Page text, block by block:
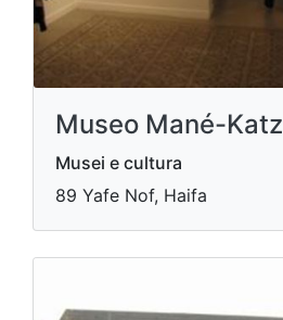
Museo Mané-Katz
Musei e cultura
89 Yafe Nof, Haifa